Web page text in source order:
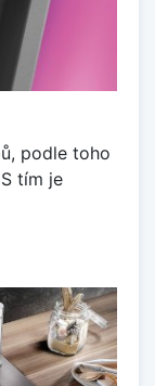
podle toho
tím je